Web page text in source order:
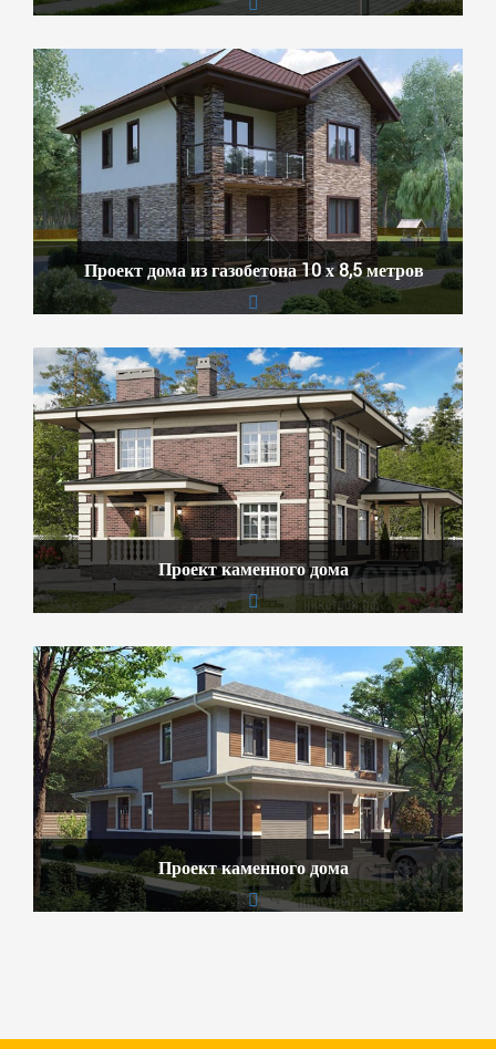
Проект дома из газобетона 10 х 8,5 метров
Проект каменного дома
Проект каменного дома